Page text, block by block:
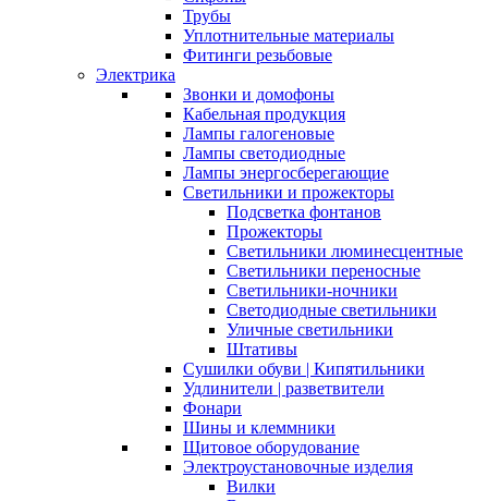
Трубы
Уплотнительные материалы
Фитинги резьбовые
Электрика
Звонки и домофоны
Кабельная продукция
Лампы галогеновые
Лампы светодиодные
Лампы энергосберегающие
Светильники и прожекторы
Подсветка фонтанов
Прожекторы
Светильники люминесцентные
Светильники переносные
Светильники-ночники
Светодиодные светильники
Уличные светильники
Штативы
Сушилки обуви | Кипятильники
Удлинители | разветвители
Фонари
Шины и клеммники
Щитовое оборудование
Электроустановочные изделия
Вилки